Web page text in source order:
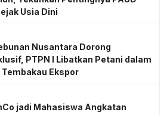
Usia Dini
Nusantara Dorong
PTPN I Libatkan Petani dalam
Ekspor
jadi Mahasiswa Angkatan